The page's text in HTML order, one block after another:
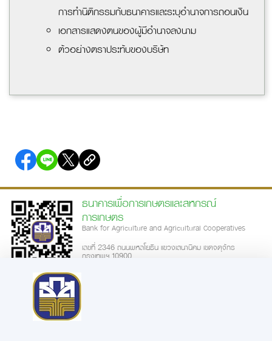
การทำนิติกรรมกับธนาคารและระบุอำนาจการถอนเงิน
เอกสารแสดงตนของผู้มีอำนาจลงนาม
ตัวอย่างตราประทับของบริษัท
ธนาคารเพื่อการเกษตรและสหกรณ์
การเกษตร
Bank for Agriculture and Agricultural Cooperatives
เลขที่ 2346 ถนนพหลโยธิน แขวงเสนานิคม เขตจตุจักร
กรุงเทพฯ 10900
นโยบายเว็บไซต์|นโยบายการรักษาความมั่นคงปลอดภัย
บุคคล|ประกาศความเป็นส่วนตัว